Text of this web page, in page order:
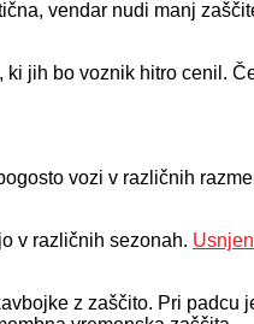
vendar nudi manj
ki jih bo voznik hitro cenil.
vozi v različnih
v različnih sezonah.
z zaščito. Pri padcu